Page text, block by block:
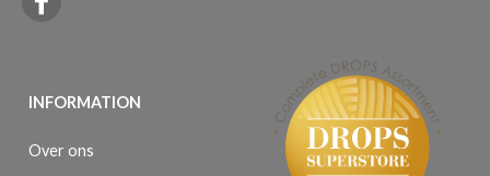
INFORMATION
Over ons